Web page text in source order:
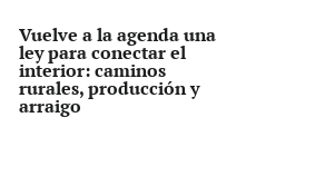
Vuelve a la agenda una
ley para conectar el
interior: caminos
rurales, producción y
arraigo